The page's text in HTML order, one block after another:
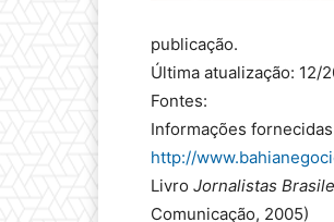
publicação.
Última atualização: 12/
Fontes:
Informações
http://
Livro Jornalistas
Comunicação, 2005)